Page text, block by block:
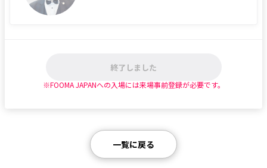
終了しました
※FOOMA JAPANへの入場には来場事前登録が必要です。
一覧に戻る